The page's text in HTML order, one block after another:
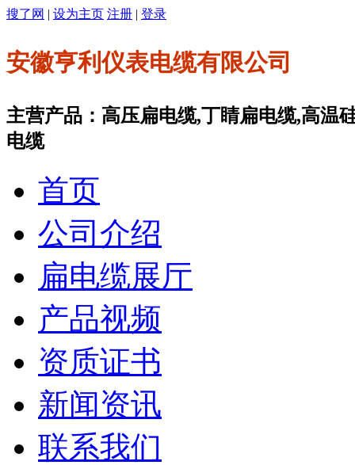
搜了网 | 设为主页 注册 | 登录
安徽亨利仪表电缆有限公司
主营产品：高压扁电缆,丁睛扁电缆,高温
电缆
首页
公司介绍
扁电缆展厅
产品视频
资质证书
新闻资讯
联系我们